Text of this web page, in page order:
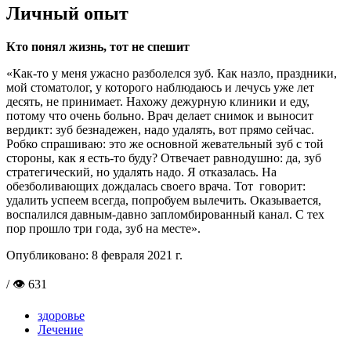
Личный опыт
Кто понял жизнь, тот не спешит
«Как-то у меня ужасно разболелся зуб. Как назло, праздники,
мой стоматолог, у которого наблюдаюсь и лечусь уже лет
десять, не принимает. Нахожу дежурную клиники и еду,
потому что очень больно. Врач делает снимок и выносит
вердикт: зуб безнадежен, надо удалять, вот прямо сейчас.
Робко спрашиваю: это же основной жевательный зуб с той
стороны, как я есть-то буду? Отвечает равнодушно: да, зуб
стратегический, но удалять надо. Я отказалась. На
обезболивающих дождалась своего врача. Тот говорит:
удалить успеем всегда, попробуем вылечить. Оказывается,
воспалился давным-давно запломбированный канал. С тех
пор прошло три года, зуб на месте».
Опубликовано: 8 февраля 2021 г.
/ 👁 631
здоровье
Лечение